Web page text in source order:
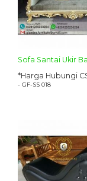
Sofa Santai Ukir
*Harga Hubungi
- GF-SS 018